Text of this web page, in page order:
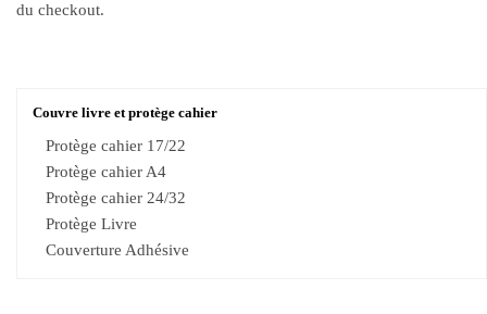
du checkout.
Couvre livre et protège cahier
Protège cahier 17/22
Protège cahier A4
Protège cahier 24/32
Protège Livre
Couverture Adhésive